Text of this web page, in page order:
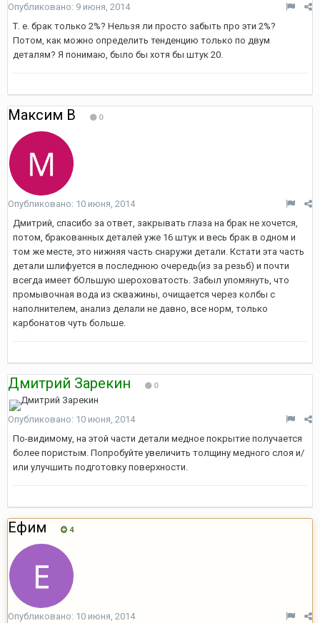
Опубликовано: 9 июня, 2014
Т. е. брак только 2%? Нельзя ли просто забыть про эти 2%?
Потом, как можно определить тенденцию только по двум
деталям? Я понимаю, было бы хотя бы штук 20.
Максим В 0
Опубликовано: 10 июня, 2014
Дмитрий, спасибо за ответ, закрывать глаза на брак не хочется,
потом, бракованных деталей уже 16 штук и весь брак в одном и
том же месте, это нижняя часть снаружи детали. Кстати эта часть
детали шлифуется в последнюю очередь(из за резьб) и почти
всегда имеет бОльшую шероховатость. Забыл упомянуть, что
промывочная вода из скважины, очищается через колбы с
наполнителем, анализ делали не давно, все норм, только
карбонатов чуть больше.
Дмитрий Зарекин 0
Опубликовано: 10 июня, 2014
По-видимому, на этой части детали медное покрытие получается
более пористым. Попробуйте увеличить толщину медного слоя и/
или улучшить подготовку поверхности.
Ефим 4
Опубликовано: 10 июня, 2014